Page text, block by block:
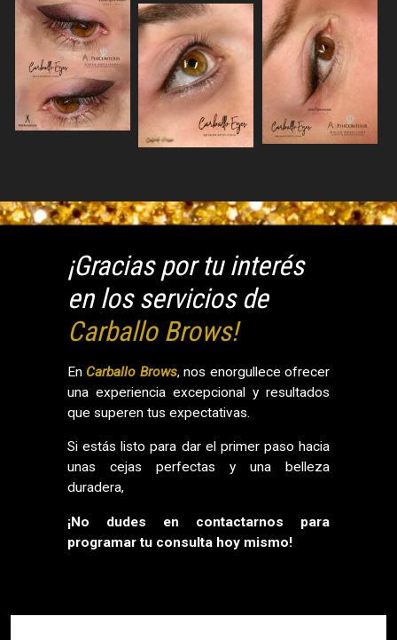
¡Gracias por tu interés
en los servicios de
Carballo Brows!
En Carballo Brows, nos enorgullece ofrecer
una experiencia excepcional y resultados
que superen tus expectativas.
Si estás listo para dar el primer paso hacia
unas cejas perfectas y una belleza
duradera,
¡No dudes en contactarnos para
programar tu consulta hoy mismo!